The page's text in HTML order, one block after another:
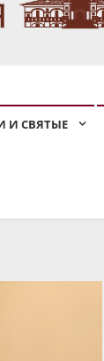
И СВЯТЫЕ